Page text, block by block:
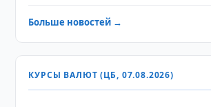
Больше новостей →
КУРСЫ ВАЛЮТ (ЦБ, 07.08.2026)